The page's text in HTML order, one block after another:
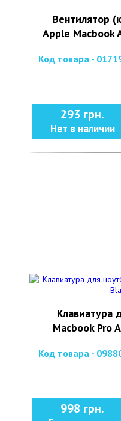
Вентилятор
Apple Macbook
Код товара -
293 грн.
Нет в наличии
Клавиатура
Macbook Pro
Код товара -
998 грн.